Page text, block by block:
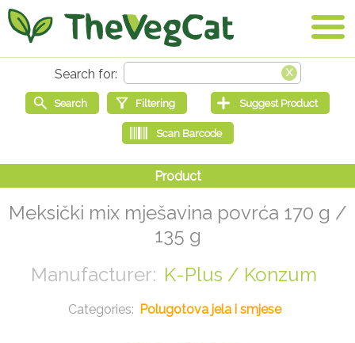
Meksički mix mješavina povrća 170 g /
135 g
K-Plus / Konzum
Polugotova jela i smjese